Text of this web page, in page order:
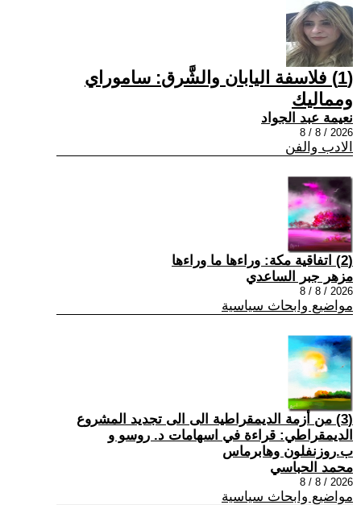
(1) فلاسفة اليابان والشَّرق: ساموراي
ومماليك
نعيمة عبد الجواد
2026 / 8 / 8
الادب والفن
(2) اتفاقية مكة: وراءها ما وراءها
مزهر جبر الساعدي
2026 / 8 / 8
مواضيع وابحاث سياسية
(3) من أزمة الديمقراطية الى الى تجديد المشروع
الديمقراطي: قراءة في اسهامات د. روسو و
ب.روزنفلون وهابرماس
محمد الحباسي
2026 / 8 / 8
مواضيع وابحاث سياسية